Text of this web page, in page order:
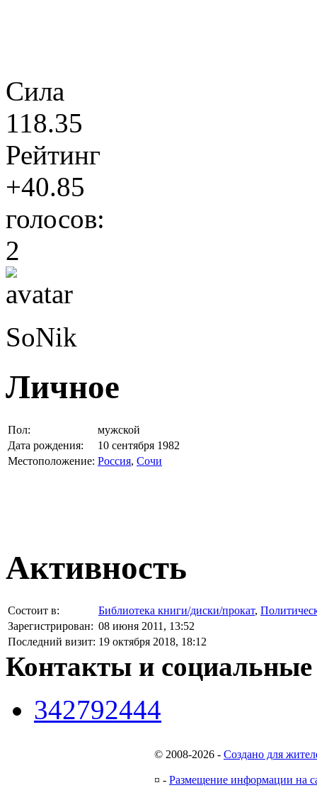
Сила
118.35
Рейтинг
+40.85
голосов:
2
SoNik
Личное
Пол:
мужской
Дата рождения:
10 сентября 1982
Местоположение: Россия, Сочи
Активность
Состоит в: Библиотека книги/диски/прокат,
Зарегистрирован: 08 июня 2011, 13:52
Последний визит: 19 октября 2018, 18:12
Контакты и социальные
342792444
© 2008-2026 - Создано для
¤ - Размещение информации на